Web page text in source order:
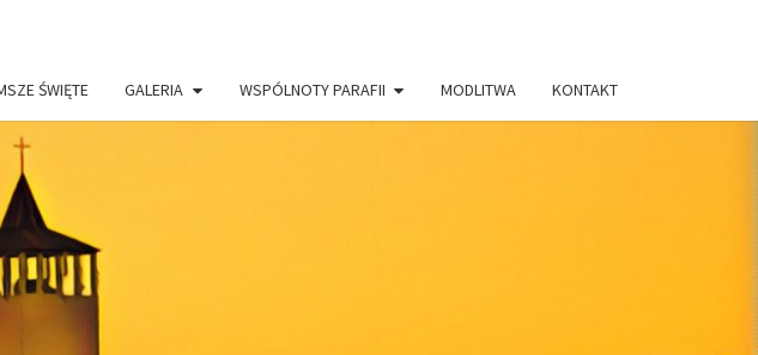
ŚWIĘTE GALERIA WSPÓLNOTY PARAFII MODLITWA KONTAKT